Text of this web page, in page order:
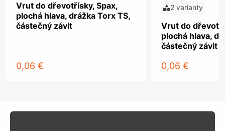
Vrut do dřevotřísky, Spax,
plochá hlava, drážka Torx TS,
částečný závit
0,06 €
2 varianty
Vrut do
plochá hlava,
částečný závit
0,06 €